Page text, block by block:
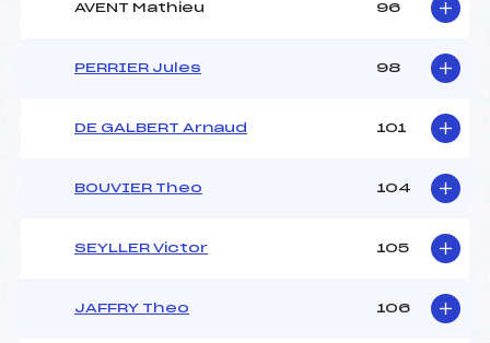
AVENT Mathieu 96
PERRIER Jules 98
DE GALBERT Arnaud 101
BOUVIER Theo 104
SEYLLER Victor 105
JAFFRY Theo 106